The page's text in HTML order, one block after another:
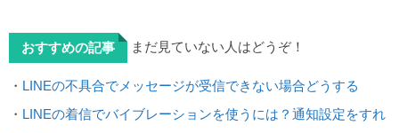
おすすめの記事 まだ見ていない人はどうぞ！
・ LINEの不具合でメッセージが受信できない場合どうする
・ LINEの着信でバイブレーションを使うには？通知設定をすれ